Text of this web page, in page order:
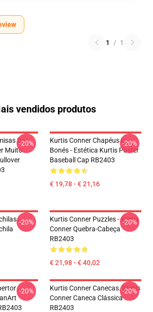
1 / 1
vendidos produtos
De
Muito
-20%
Kurtis Conner Chapéus E
Bonés - Estética Kurtis Poster
Baseball Cap RB2403
€ 19,78 - € 21,16
-20%
--20%
Kurtis Conner Puzzles - Kurtis
Conner Quebra-Cabeça
RB2403
€ 21,98 - € 40,02
-20%
--20%
Kurtis Conner Canecas. Kurtis
Conner Caneca Clássica
RB2403
-20%